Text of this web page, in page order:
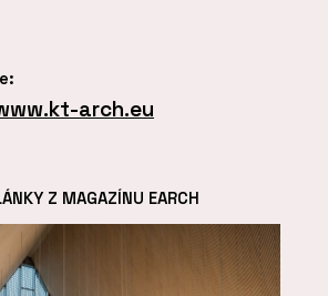
arch.eu
Z MAGAZÍNU EARCH